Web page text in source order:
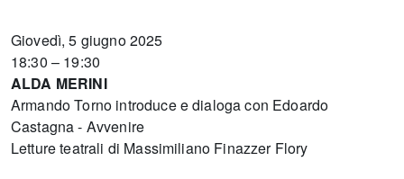
Giovedì, 5 giugno 2025
18:30 – 19:30
ALDA MERINI
Armando Torno introduce e dialoga con Edoardo
Castagna - Avvenire
Letture teatrali di Massimiliano Finazzer Flory